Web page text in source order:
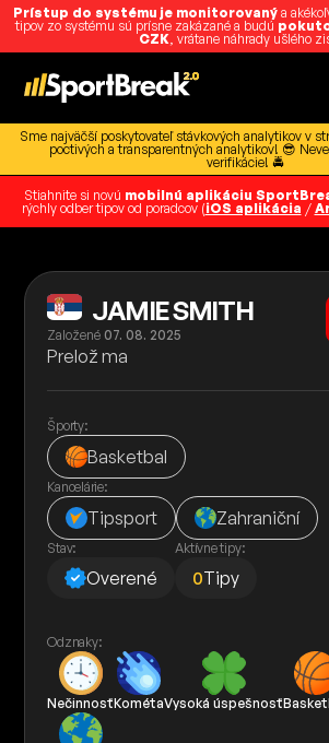
Prístup do systému je monitorovaný a
tipov zo systému sú prísne zakázané a budú
CZK, vrátane náhrady ušlého
Sme najväčší poskytovateľ stávkových analytikov v
poctivých a transparentných analytikov! 😎
verifikácie! 🚔
Stiahnite si novú mobilnú aplikáciu
rýchly odber tipov od poradcov (iOS aplikácia /
JAMIE SMITH
Založené 07. 08. 2025
Prelož ma
Športy:
Basketbal
Kancelárie:
Tipsport Zahraniční
Stav:
Overené
Aktívne tipy:
0Tipy
Odznaky:
NečinnosťKométaVysoká úspešnosť